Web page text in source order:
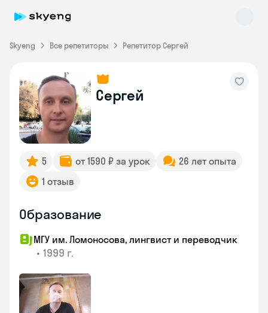
Skyeng Все репетиторы Репетитор Сергей
Сергей
5 от 1590 ₽ за урок
26 лет опыта
1 отзыв
Образование
МГУ им. Ломоносова, лингвист и переводчик
• 1999 г.
Skyeng Chat
online